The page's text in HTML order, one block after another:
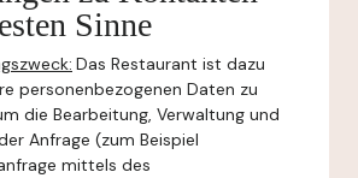
Sinne
Das Restaurant ist dazu
personenbezogenen Daten zu
die Bearbeitung, Verwaltung und
Anfrage (zum Beispiel
mittels des